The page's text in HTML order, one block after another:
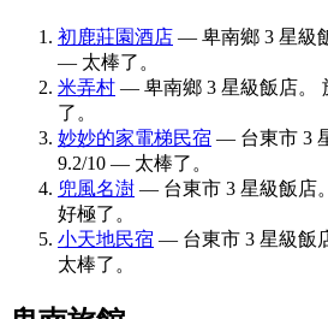
初鹿莊園酒店 — 卑南鄉 3 星級
— 太棒了。
米弄村 — 卑南鄉 3 星級飯店。
了。
妙妙的家電梯民宿 — 台東市 3
9.2/10 — 太棒了。
兜風名澍 — 台東市 3 星級飯店
好極了。
小天地民宿 — 台東市 3 星級飯
太棒了。